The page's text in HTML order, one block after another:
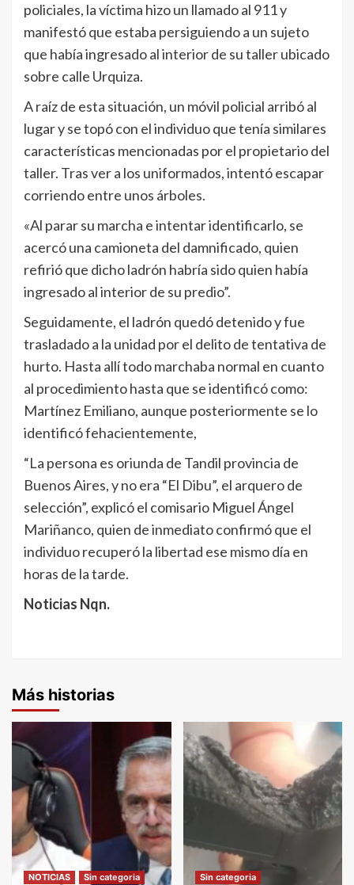
policiales, la víctima hizo un llamado al 911 y
manifestó que estaba persiguiendo a un sujeto
que había ingresado al interior de su taller ubicado
sobre calle Urquiza.
A raíz de esta situación, un móvil policial arribó al
lugar y se topó con el individuo que tenía similares
características mencionadas por el propietario del
taller. Tras ver a los uniformados, intentó escapar
corriendo entre unos árboles.
«Al parar su marcha e intentar identificarlo, se
acercó una camioneta del damnificado, quien
refirió que dicho ladrón habría sido quien había
ingresado al interior de su predio”.
Seguidamente, el ladrón quedó detenido y fue
trasladado a la unidad por el delito de tentativa de
hurto. Hasta allí todo marchaba normal en cuanto
al procedimiento hasta que se identificó como:
Martínez Emiliano, aunque posteriormente se lo
identificó fehacientemente,
“La persona es oriunda de Tandil provincia de
Buenos Aires, y no era “El Dibu”, el arquero de
selección”, explicó el comisario Miguel Ángel
Mariñanco, quien de inmediato confirmó que el
individuo recuperó la libertad ese mismo día en
horas de la tarde.
Noticias Nqn.
Más historias
NOTICIAS Sin categoria Sin categoria